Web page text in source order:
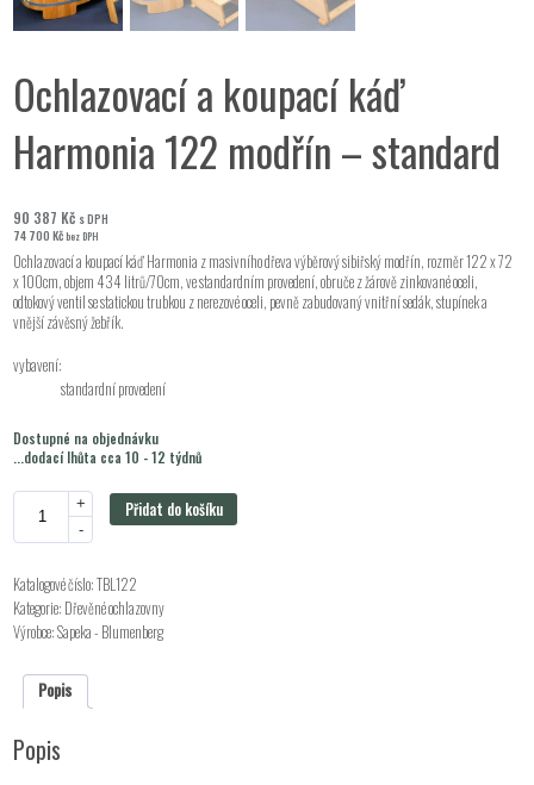
Ochlazovací a koupací káď
Harmonia 122 modřín – standard
90 387 Kč s DPH
74 700Kč bez DPH
Ochlazovací a koupací káď Harmonia z masivního dřeva výběrový sibiřský modřín, rozměr 122 x 72
x 100cm, objem 434 litrů/70cm, ve standardním provedení, obruče z žárově zinkované oceli,
odtokový ventil se statickou trubkou z nerezové oceli, pevně zabudovaný vnitřní sedák, stupínek a
vnější závěsný žebřík.
vybavení:
standardní provedení
Dostupné na objednávku
...dodací lhůta cca 10 - 12 týdnů
+
-
Přidat do košíku
Katalogové číslo:TBL122
Kategorie: Dřevěné ochlazovny
Výrobce:Sapeka - Blumenberg
Popis
Popis